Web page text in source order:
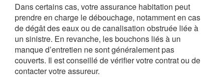
Dans certains cas, votre assurance habitation peut
prendre en charge le débouchage, notamment en cas
de dégât des eaux ou de canalisation obstruée liée à
un sinistre. En revanche, les bouchons liés à un
manque d’entretien ne sont généralement pas
couverts. Il est conseillé de vérifier votre contrat ou de
contacter votre assureur.